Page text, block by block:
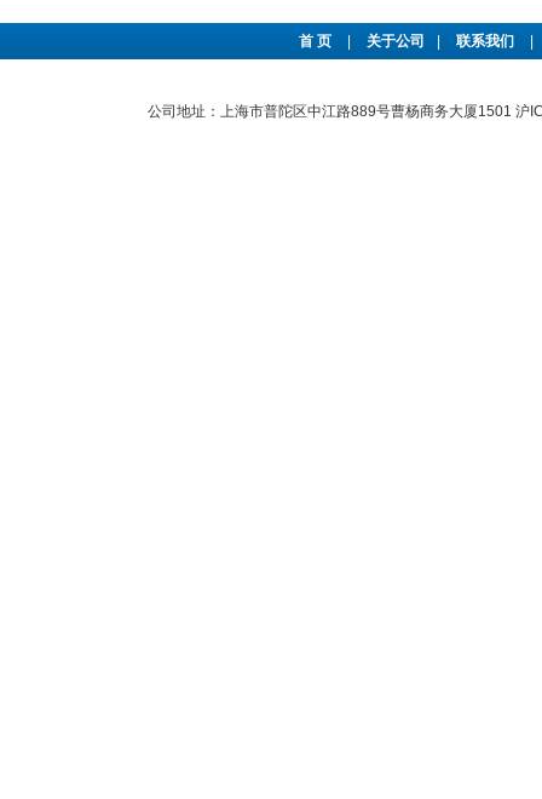
首 页 关于公司 联系我们
公司地址：上海市普陀区中江路889号曹杨商务大厦1501 沪